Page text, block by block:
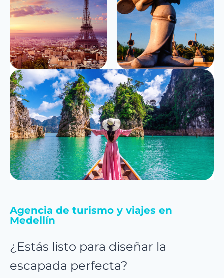
Agencia de turismo y viajes en
Medellín
¿Estás listo para diseñar la
escapada perfecta?